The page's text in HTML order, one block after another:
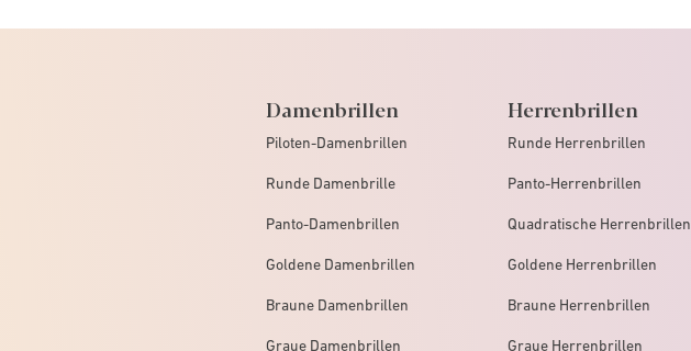
Damenbrillen
Piloten-Damenbrillen
Runde Damenbrille
Panto-Damenbrillen
Goldene Damenbrillen
Braune Damenbrillen
Graue Damenbrillen
Herrenbrillen
Runde Herrenbrillen
Panto-Herrenbrillen
Quadratische Herrenbrillen
Goldene Herrenbrillen
Braune Herrenbrillen
Graue Herrenbrillen